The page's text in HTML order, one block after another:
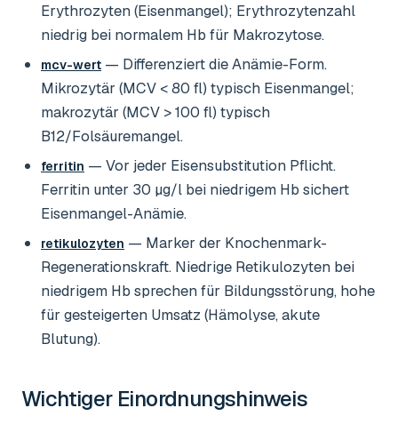
Erythrozyten (Eisenmangel); Erythrozytenzahl
niedrig bei normalem Hb für Makrozytose.
mcv-wert — Differenziert die Anämie-Form.
Mikrozytär (MCV < 80 fl) typisch Eisenmangel;
makrozytär (MCV > 100 fl) typisch
B12/Folsäuremangel.
ferritin — Vor jeder Eisensubstitution Pflicht.
Ferritin unter 30 µg/l bei niedrigem Hb sichert
Eisenmangel-Anämie.
retikulozyten — Marker der Knochenmark-
Regenerationskraft. Niedrige Retikulozyten bei
niedrigem Hb sprechen für Bildungsstörung, hohe
für gesteigerten Umsatz (Hämolyse, akute
Blutung).
Wichtiger Einordnungshinweis